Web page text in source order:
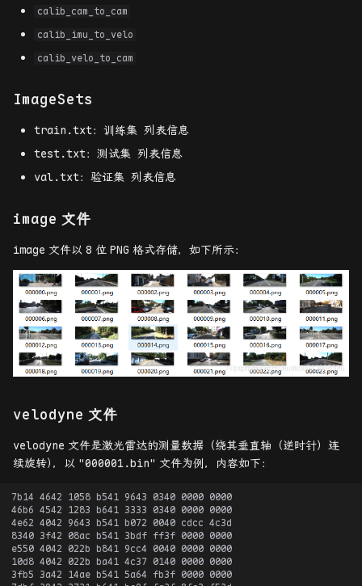
calib_cam_to_cam
calib_imu_to_velo
calib_velo_to_cam
ImageSets
train.txt：训练集 列表信息
test.txt：测试集 列表信息
val.txt：验证集 列表信息
image 文件
image 文件以 8 位 PNG 格式存储，如下所示：
velodyne 文件
velodyne 文件是激光雷达的测量数据（绕其垂直轴（逆时针）连
续旋转），以 "000001.bin" 文件为例，内容如下：